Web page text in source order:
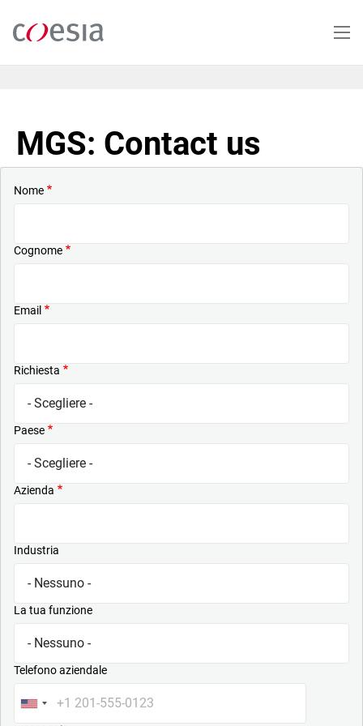
contenuto
MGS: Contact us
Nome
Cognome
Email
Richiesta
Paese
Azienda
Industria
La tua funzione
Telefono aziendale